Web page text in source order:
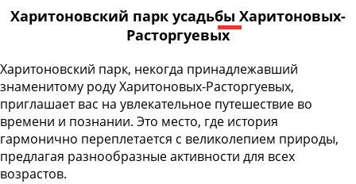
Харитоновский парк усадьбы Харитоновых-
Расторгуевых
Харитоновский парк, некогда принадлежавший
знаменитому роду Харитоновых-Расторгуевых,
приглашает вас на увлекательное путешествие во
времени и познании. Это место, где история
гармонично переплетается с великолепием природы,
предлагая разнообразные активности для всех
возрастов.